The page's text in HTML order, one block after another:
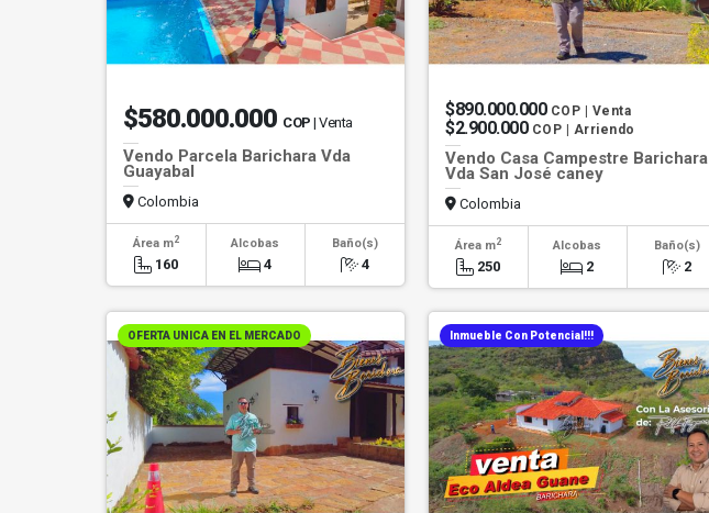
$580.000.000 COP | Venta
Vendo Parcela Barichara Vda
Guayabal
Colombia
Área m2
160
Alcobas
4
Baño(s)
4
$890.000.000 COP | Venta
$2.900.000 COP | Arriendo
Vendo Casa Campestre Barichara
Vda San José caney
Colombia
Área m2
250
Alcobas
2
Baño(s)
2
OFERTA UNICA EN EL MERCADO Inmueble Con Potencial!!!